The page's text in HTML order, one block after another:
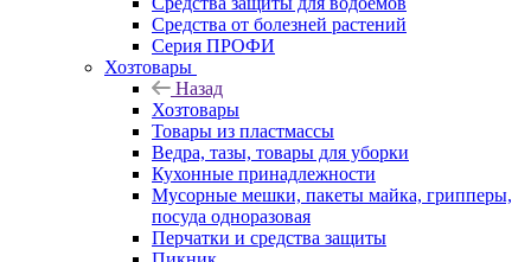
Средства от болезней растений
Серия ПРОФИ
Хозтовары
Назад
Хозтовары
Товары из пластмассы
Ведра, тазы, товары для уборки
Кухонные принадлежности
Мусорные мешки, пакеты майка, грипперы,
посуда одноразовая
Перчатки и средства защиты